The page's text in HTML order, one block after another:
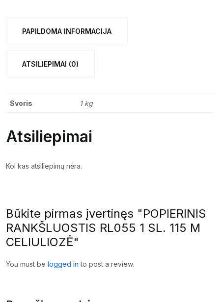
PAPILDOMA INFORMACIJA
ATSILIEPIMAI (0)
Svoris 1 kg
Atsiliepimai
Kol kas atsiliepimų nėra.
Būkite pirmas įvertinęs "POPIERINIS
RANKŠLUOSTIS RL055 1 SL. 115 M
CELIULIOZĖ"
You must be logged in to post a review.